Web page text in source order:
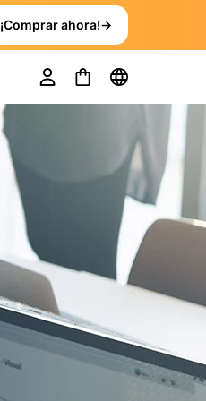
¡Comprar ahora!→